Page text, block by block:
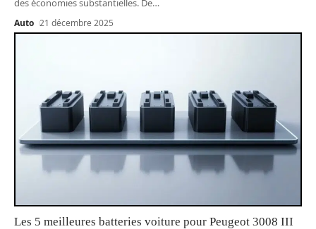
des économies substantielles. De…
Auto 21 décembre 2025
Les 5 meilleures batteries voiture pour Peugeot 3008 III